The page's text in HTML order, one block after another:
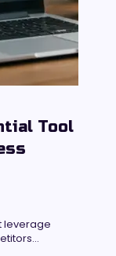
Tool
leverage